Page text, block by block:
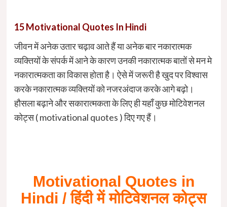
15 Motivational Quotes In Hindi
जीवन में अनेक उतार चढ़ाव आते हैं या अनेक बार नकारात्मक
व्यक्तियों के संपर्क में आने के कारण उनकी नकारात्मक बातों से मन मे
नकारात्मकता का विकास होता है। ऐसे में जरूरी है खुद पर विश्वास
करके नकारात्मक व्यक्तियों को नजरअंदाज करके आगे बढ़ो।
हौसला बढ़ाने और सकारात्मकता के लिए ही यहाँ कुछ मोटिवेशनल
कोट्स ( motivational quotes ) दिए गए हैं।
Motivational Quotes in
Hindi / हिंदी में मोटिवेशनल कोट्स